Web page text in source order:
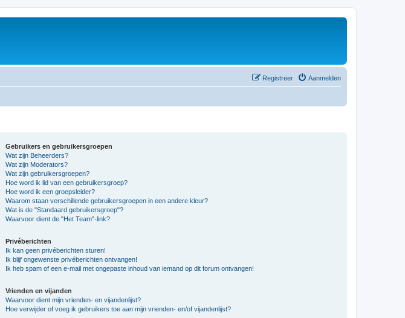
Aanmelden
Registreer
Gebruikers en gebruikersgroepen
Wat zijn Beheerders?
Wat zijn Moderators?
Wat zijn gebruikersgroepen?
Hoe word ik lid van een gebruikersgroep?
Hoe word ik een groepsleider?
Waarom staan verschillende gebruikersgroepen in een andere kleur?
Wat is de "Standaard gebruikersgroep"?
Waarvoor dient de "Het Team"-link?
Privéberichten
Ik kan geen privéberichten sturen!
Ik blijf ongewenste privéberichten ontvangen!
Ik heb spam of een e-mail met ongepaste inhoud van iemand op dit forum ontvangen!
Vrienden en vijanden
Waarvoor dient mijn vrienden- en vijandenlijst?
Hoe verwijder of voeg ik gebruikers toe aan mijn vrienden- en/of vijandenlijst?